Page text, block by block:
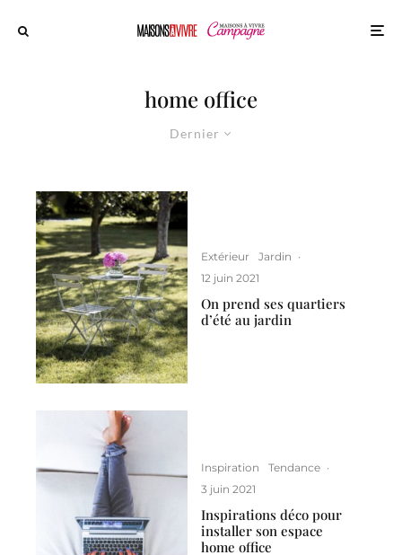
home office
Dernier
Extérieur Jardin ·
12 juin 2021
On prend ses quartiers
d’été au jardin
Inspiration Tendance ·
3 juin 2021
Inspirations déco pour
installer son espace
home office